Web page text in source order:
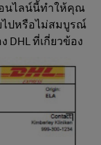
อนไลน์นี้ทำให้คุณ
ไปหรือไม่สมบูรณ์
DHL ที่เกี่ยวข้อง